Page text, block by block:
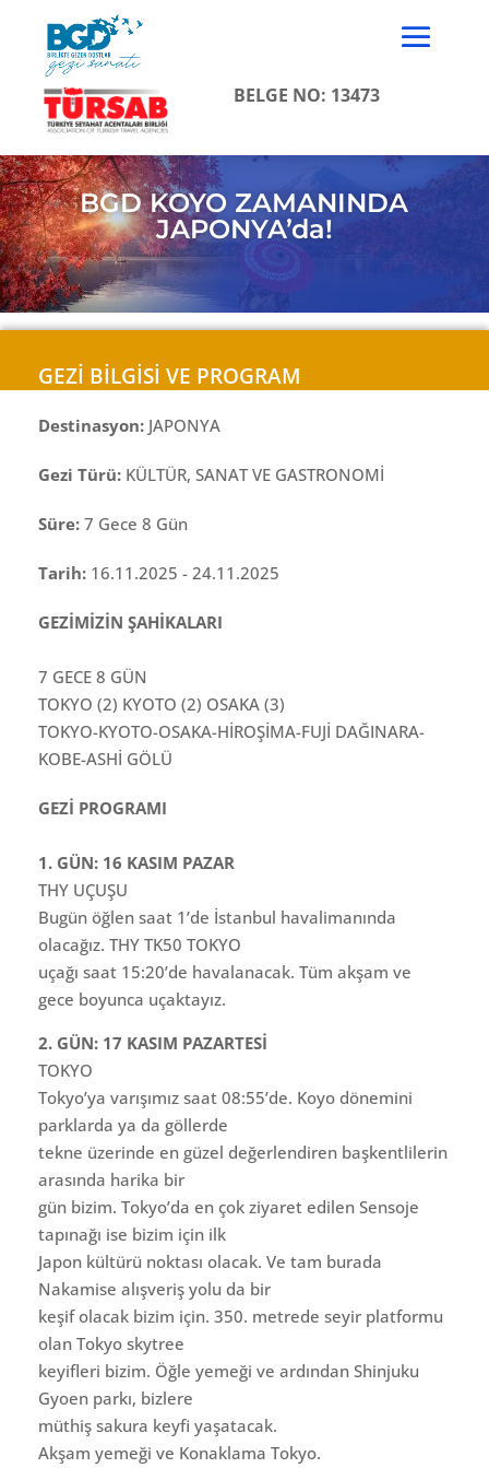
BELGE NO: 13473
BGD KOYO ZAMANINDA
JAPONYA’da!
GEZİ BİLGİSİ VE PROGRAM
Destinasyon: JAPONYA
Gezi Türü: KÜLTÜR, SANAT VE GASTRONOMİ
Süre: 7 Gece 8 Gün
Tarih: 16.11.2025 - 24.11.2025
GEZİMİZİN ŞAHİKALARI
7 GECE 8 GÜN
TOKYO (2) KYOTO (2) OSAKA (3)
TOKYO-KYOTO-OSAKA-HİROŞİMA-FUJİ DAĞINARA-
KOBE-ASHİ GÖLÜ
GEZİ PROGRAMI
1. GÜN: 16 KASIM PAZAR
THY UÇUŞU
Bugün öğlen saat 1’de İstanbul havalimanında
olacağız. THY TK50 TOKYO
uçağı saat 15:20’de havalanacak. Tüm akşam ve
gece boyunca uçaktayız.
2. GÜN: 17 KASIM PAZARTESİ
TOKYO
Tokyo’ya varışımız saat 08:55’de. Koyo dönemini
parklarda ya da göllerde
tekne üzerinde en güzel değerlendiren başkentlilerin
arasında harika bir
gün bizim. Tokyo’da en çok ziyaret edilen Sensoje
tapınağı ise bizim için ilk
Japon kültürü noktası olacak. Ve tam burada
Nakamise alışveriş yolu da bir
keşif olacak bizim için. 350. metrede seyir platformu
olan Tokyo skytree
keyifleri bizim. Öğle yemeği ve ardından Shinjuku
Gyoen parkı, bizlere
müthiş sakura keyfi yaşatacak.
Akşam yemeği ve Konaklama Tokyo.